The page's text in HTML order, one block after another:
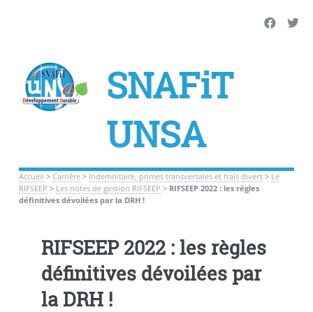
SNAFiT
UNSA
Accueil > Carrière> Indemnitaire, primes transversales et frais divers> Le
RIFSEEP > Les notes de gestion RIFSEEP > RIFSEEP 2022 : les règles
définitives dévoilées par la DRH !
RIFSEEP 2022 : les règles
définitives dévoilées par
la DRH !